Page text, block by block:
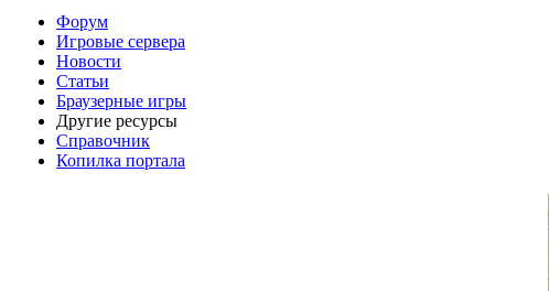
Форум
Игровые сервера
Новости
Статьи
Браузерные игры
Другие ресурсы
Справочник
Копилка портала